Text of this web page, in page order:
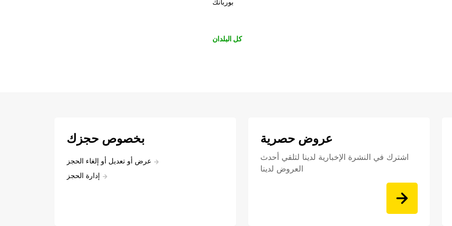
بوربانك
كل البلدان
بخصوص حجزك
عرض أو تعديل أو إلغاء الحجز
إدارة الحجز
عروض حصرية
اشترك في النشرة الإخبارية لدينا لتلقي أحدث
العروض لدينا